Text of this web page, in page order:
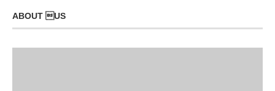
ABOUT US